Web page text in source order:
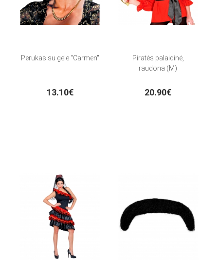
Perukas su gėle "Carmen"
13.10€
Piratės palaidinė,
raudona (M)
20.90€